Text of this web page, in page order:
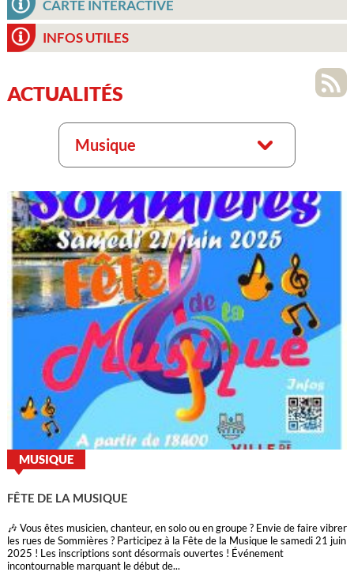
CARTE INTERACTIVE
INFOS UTILES
ACTUALITÉS
Musique
MUSIQUE
FÊTE DE LA MUSIQUE
🎶 Vous êtes musicien, chanteur, en solo ou en groupe ? Envie de faire vibrer
les rues de Sommières ? Participez à la Fête de la Musique le samedi 21 juin
2025 ! Les inscriptions sont désormais ouvertes ! Événement
incontournable marquant le début de...